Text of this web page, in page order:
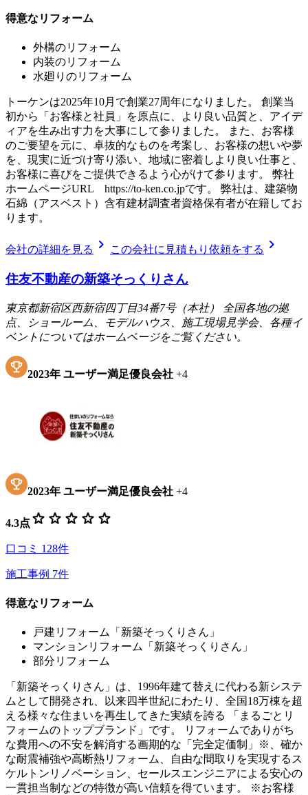
得意なリフォーム
外構のリフォーム
内装のリフォーム
水廻りのリフォーム
トーケンは2025年10月で創業27周年になりました。 創業当
初から「お客様と社員」を原点に、より良い品質と、アイデ
ィアを生み出す力を大事にして参りました。 また、お客様
のご要望を元に、卓抜的なものを考案し、お客様の想いや夢
を、現実に近づけ寄り添い、地域に密着しより良い仕事と、
お客様に喜びをご提供できるよう心がけて参ります。 弊社
ホームページURL https://to-ken.co.jpです。 弊社は、建築物
石綿（アスベスト）含有建材調査者資格保有者が在籍してお
ります。
会社の詳細を見る chevron_right この会社に見積もり依頼をする chevron_right
住友不動産の新築そっくりさん
東京都新宿区西新宿四丁目34番7号（本社） 全国各地の拠
点、ショールーム、モデルハウス、施工現場見学会、各種イ
ベントについてはホームページをご覧ください。
2023年 ユーザー満足優良会社 +4
2023年 ユーザー満足優良会社 +4
4.3点 star star star star star
口コミ 128件
施工事例 7件
得意なリフォーム
戸建リフォーム「新築そっくりさん」
マンションリフォーム「新築そっくりさん」
部分リフォーム
「新築そっくりさん」は、1996年建て替えに代わる新システ
ムとして開発され、以来四半世紀にわたり、全国18万棟を超
える様々な住まいを再生してきた実績を誇る 「まるごとリ
フォームのトップブランド」です。 リフォームでありがち
な費用への不安を解消する画期的な「完全定価制」※、確か
な耐震補強や高断熱リフォーム、自由な間取りを実現するス
ケルトンリノベーション、セールスエンジニアによる安心の
一貫担当制などの特徴が高い信頼を得ています。 ※お客様